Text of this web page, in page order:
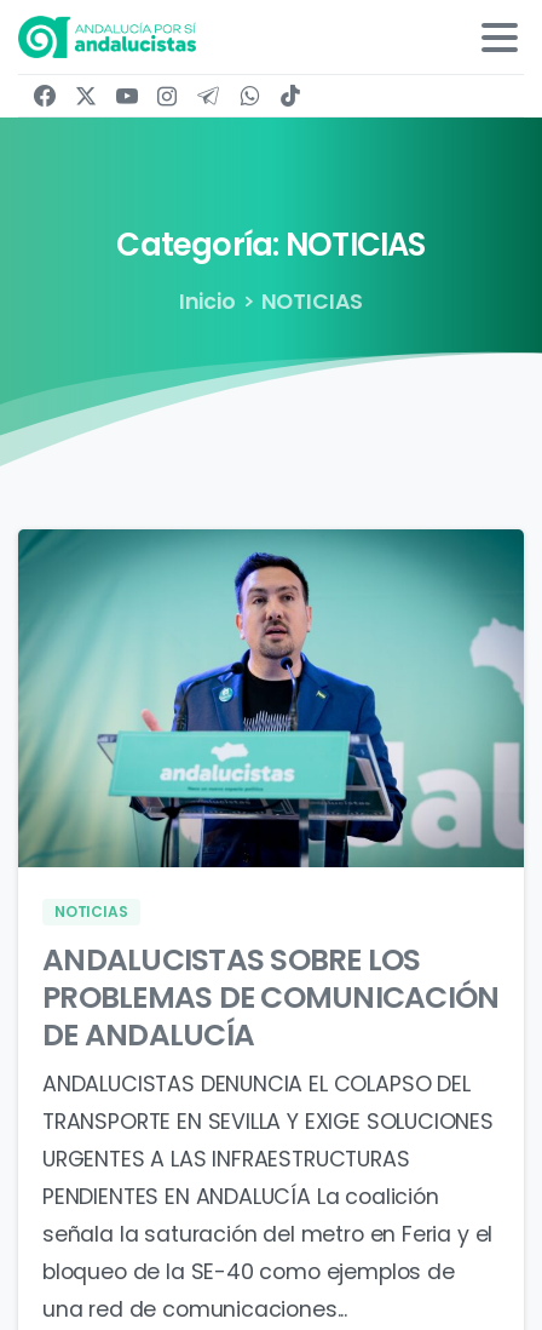
Categoría: NOTICIAS
Inicio NOTICIAS
0
NOTICIAS
ANDALUCISTAS SOBRE LOS
PROBLEMAS DE COMUNICACIÓN
DE ANDALUCÍA
ANDALUCISTAS DENUNCIA EL COLAPSO DEL
TRANSPORTE EN SEVILLA Y EXIGE SOLUCIONES
URGENTES A LAS INFRAESTRUCTURAS
PENDIENTES EN ANDALUCÍA La coalición
señala la saturación del metro en Feria y el
bloqueo de la SE-40 como ejemplos de
una red de comunicaciones...